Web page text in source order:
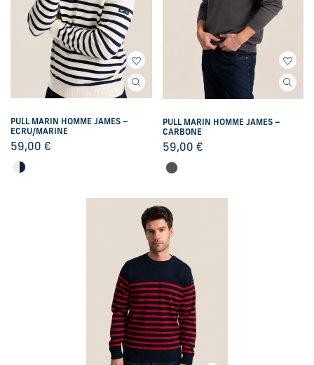
PULL MARIN HOMME JAMES –
ECRU/MARINE
59,00 €
PULL MARIN HOMME JAMES –
CARBONE
59,00 €